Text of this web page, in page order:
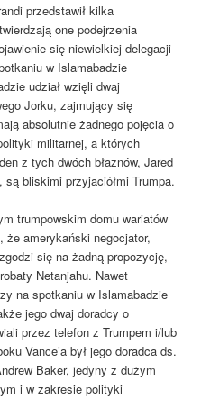
przedstawił kilka
one podejrzenia
się niewielkiej delegacji
w Islamabadzie
udział wzięli dwaj
Jorku, zajmujący się
absolutnie żadnego pojęcia o
militarnej, a których
z tych dwóch błaznów, Jared
bliskimi przyjaciółmi Trumpa.
trumpowskim domu wariatów
że amerykański negocjator,
się na żadną propozycję,
Netanjahu. Nawet
na spotkaniu w Islamabadzie
jego dwaj doradcy o
przez telefon z Trumpem i/lub
Vance’a był jego doradca ds.
Baker, jedyny z dużym
i w zakresie polityki